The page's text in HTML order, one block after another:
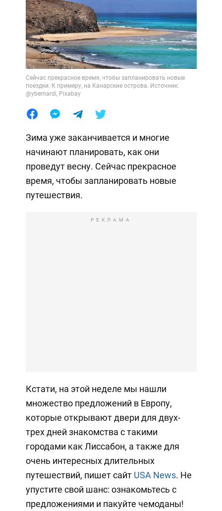
Сейчас прекрасное время, чтобы запланировать новые
поездки. К примеру, на Канарские острова. Источник:
@ybernardi, Pixabay
Зима уже заканчивается и многие
начинают планировать, как они
проведут весну. Сейчас прекрасное
время, чтобы запланировать новые
путешествия.
РЕКЛАМА
Кстати, на этой неделе мы нашли
множество предложений в Европу,
которые открывают двери для двух-
трех дней знакомства с такими
городами как Лиссабон, а также для
очень интересных длительных
путешествий, пишет сайт USA News. Не
упустите свой шанс: ознакомьтесь с
предложениями и пакуйте чемоданы!